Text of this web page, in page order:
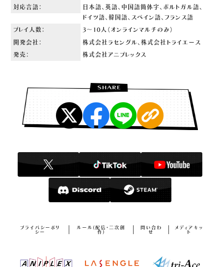
対応言語：
日本語、英語、中国語簡体字、ポルトガル語、
ドイツ語、 韓国語、スペイン語、フランス語
プレイ人数： 3～10人（オンラインマルチのみ）
開発会社： 株式会社ラセングル、株式会社トライエース
発売： 株式会社アニプレックス
プライバシーポリ
シー
ルール(配信・二次創
作)
問い合わ
せ
メディアキッ
ト